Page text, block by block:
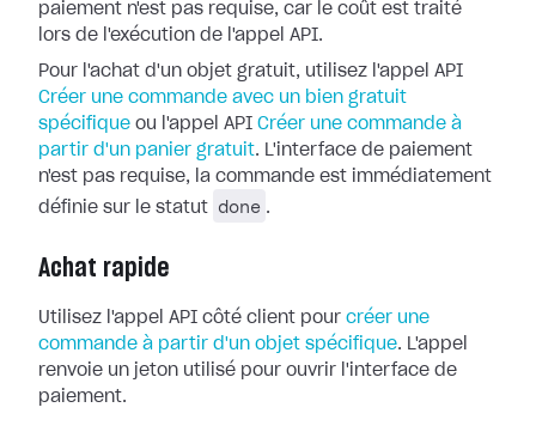
paiement n'est pas requise, car le coût est traité
lors de l'exécution de l'appel API.
Pour l'achat d'un objet gratuit, utilisez l'appel API
Créer une commande avec un bien gratuit
spécifique ou l'appel API Créer une commande à
partir d'un panier gratuit. L'interface de paiement
n'est pas requise, la commande est immédiatement
définie sur le statut
done .
Achat rapide
Utilisez l'appel API côté client pour créer une
commande à partir d'un objet spécifique. L'appel
renvoie un jeton utilisé pour ouvrir l'interface de
paiement.